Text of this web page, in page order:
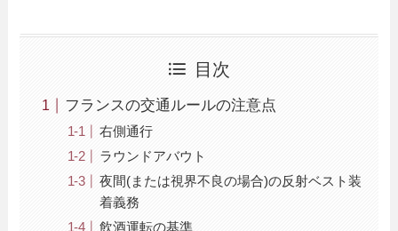
目次
フランスの交通ルールの注意点
右側通行
ラウンドアバウト
夜間(または視界不良の場合)の反射ベスト装
着義務
飲酒運転の基準